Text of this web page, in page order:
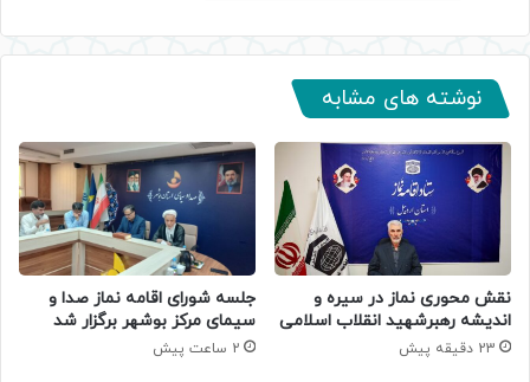
نوشته های مشابه
نقش محوری نماز در سیره و
اندیشه رهبرشهید انقلاب اسلامی
23 دقیقه پیش
جلسه شورای اقامه نماز صدا و
سیمای مرکز بوشهر برگزار شد
2 ساعت پیش